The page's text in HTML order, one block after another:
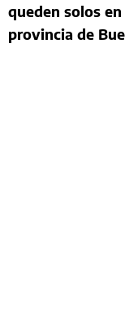
queden solos
provincia de